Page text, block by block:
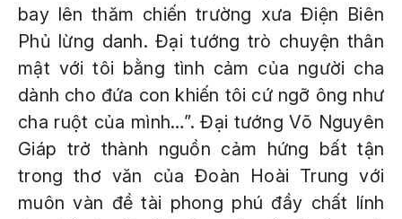
bay lên thăm chiến trường xưa Điện Biên
Phủ lừng danh. Đại tướng trò chuyện thân
mật với tôi bằng tình cảm của người cha
dành cho đứa con khiến tôi cứ ngỡ ông như
cha ruột của mình…”. Đại tướng Võ Nguyên
Giáp trở thành nguồn cảm hứng bất tận
trong thơ văn của Đoàn Hoài Trung với
muôn vàn đề tài phong phú đầy chất lính